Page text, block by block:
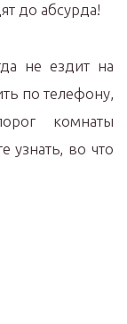
до абсурда!
не ездит на
по телефону,
комнаты
узнать, во что